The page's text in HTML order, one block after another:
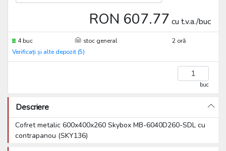
RON 607.77 cu t.v.a./buc
4 buc stoc general
2 oră
Verificați și alte depozit (5)
buc
Descriere
Cofret metalic 600x400x260 Skybox MB-6040D260-SDL cu
contrapanou (SKY136)